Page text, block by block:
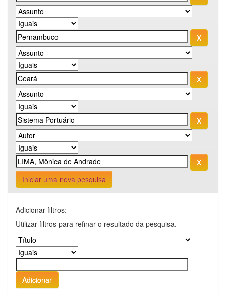
Iniciar uma nova pesquisa
Adicionar filtros:
Utilizar filtros para refinar o resultado da pesquisa.